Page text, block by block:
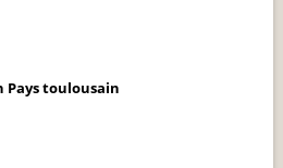
toulousain